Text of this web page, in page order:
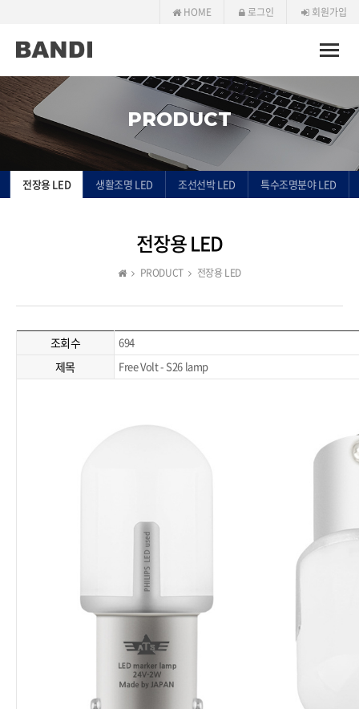
HOME 로그인 회원가입
Toggle
PRODUCT
전장용 LED 생활조명 LED 조선선박 LED 특수조명분야 LED
전장용 LED
PRODUCT 전장용 LED
조회수 694
제목 Free Volt - S26 lamp